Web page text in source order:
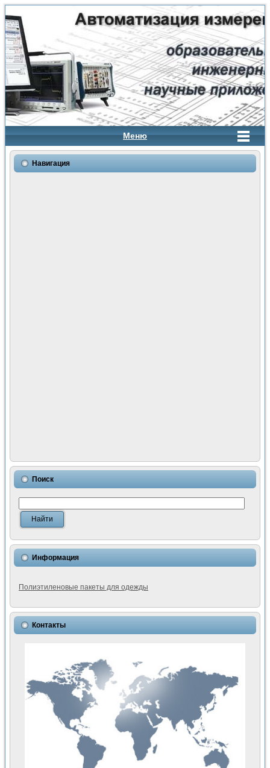
Меню
Навигация
Поиск
Информация
Полиэтиленовые пакеты для одежды
Контакты